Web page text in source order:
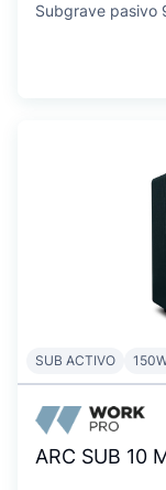
Subgrave pasivo
SUB ACTIVO
ARC SUB 10